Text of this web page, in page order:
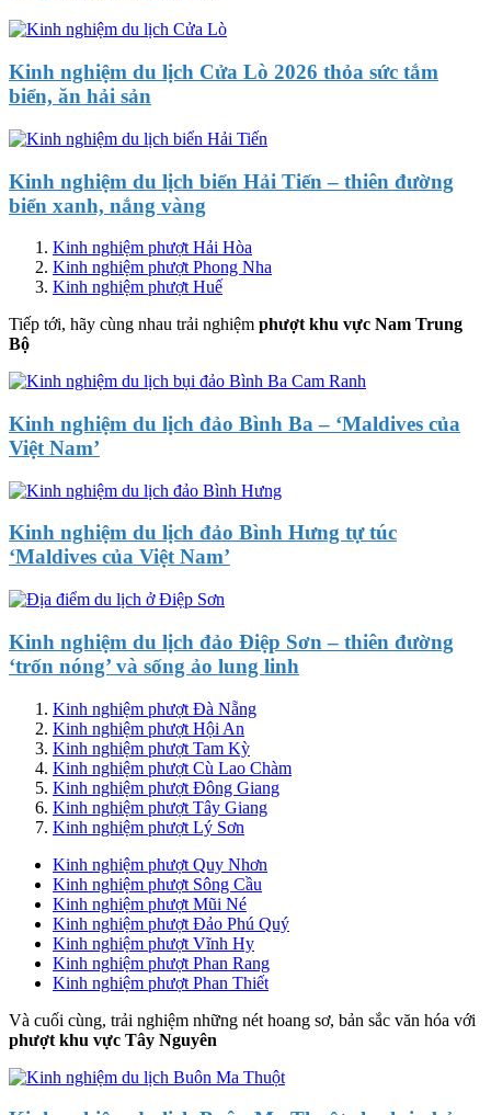
Kinh nghiệm du lịch Cửa Lò 2026 thỏa sức tắm
biển, ăn hải sản
Kinh nghiệm du lịch biển Hải Tiến – thiên đường
biển xanh, nắng vàng
Kinh nghiệm phượt Hải Hòa
Kinh nghiệm phượt Phong Nha
Kinh nghiệm phượt Huế
Tiếp tới, hãy cùng nhau trải nghiệm phượt khu vực Nam Trung
Bộ
Kinh nghiệm du lịch đảo Bình Ba – ‘Maldives của
Việt Nam’
Kinh nghiệm du lịch đảo Bình Hưng tự túc
‘Maldives của Việt Nam’
Kinh nghiệm du lịch đảo Điệp Sơn – thiên đường
‘trốn nóng’ và sống ảo lung linh
Kinh nghiệm phượt Đà Nẵng
Kinh nghiệm phượt Hội An
Kinh nghiệm phượt Tam Kỳ
Kinh nghiệm phượt Cù Lao Chàm
Kinh nghiệm phượt Đông Giang
Kinh nghiệm phượt Tây Giang
Kinh nghiệm phượt Lý Sơn
Kinh nghiệm phượt Quy Nhơn
Kinh nghiệm phượt Sông Cầu
Kinh nghiệm phượt Mũi Né
Kinh nghiệm phượt Đảo Phú Quý
Kinh nghiệm phượt Vĩnh Hy
Kinh nghiệm phượt Phan Rang
Kinh nghiệm phượt Phan Thiết
Và cuối cùng, trải nghiệm những nét hoang sơ, bản sắc văn hóa với
phượt khu vực Tây Nguyên